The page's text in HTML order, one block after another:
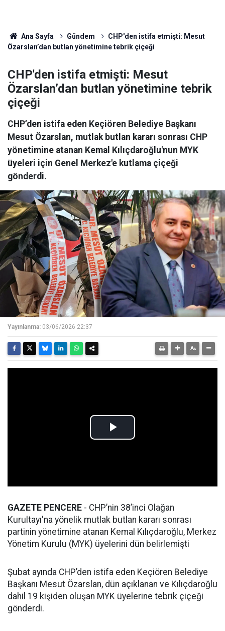
Ana Sayfa Gündem
CHP'den istifa etmişti: Mesut
Özarslan’dan butlan yönetimine tebrik çiçeği
CHP'den istifa etmişti: Mesut
Özarslan’dan butlan yönetimine tebrik
çiçeği
CHP’den istifa eden Keçiören Belediye Başkanı
Mesut Özarslan, mutlak butlan kararı sonrası CHP
yönetimine atanan Kemal Kılıçdaroğlu'nun MYK
üyeleri için Genel Merkez'e kutlama çiçeği
gönderdi.
Yayınlanma: 03/06/2026 22:37
GAZETE PENCERE - CHP’nin 38’inci Olağan
Kurultayı'na yönelik mutlak butlan kararı sonrası
partinin yönetimine atanan Kemal Kılıçdaroğlu, Merkez
Yönetim Kurulu (MYK) üyelerini dün belirlemişti
Şubat ayında CHP’den istifa eden Keçiören Belediye
Başkanı Mesut Özarslan, dün açıklanan ve Kılıçdaroğlu
dahil 19 kişiden oluşan MYK üyelerine tebrik çiçeği
gönderdi.